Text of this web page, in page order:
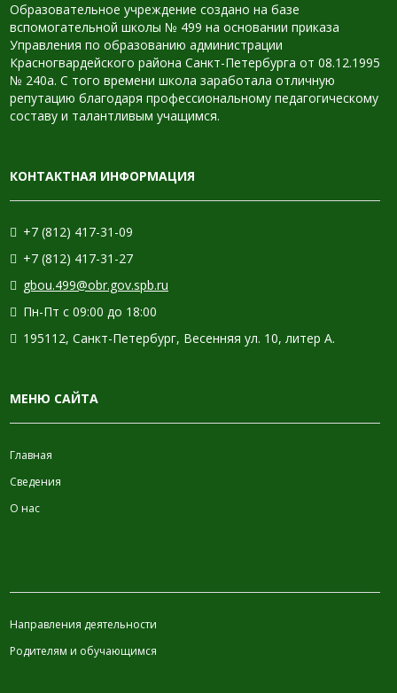
Образовательное учреждение создано на базе
вспомогательной школы № 499 на основании приказа
Управления по образованию администрации
Красногвардейского района Санкт-Петербурга от 08.12.1995
№ 240а. С того времени школа заработала отличную
репутацию благодаря профессиональному педагогическому
составу и талантливым учащимся.
КОНТАКТНАЯ ИНФОРМАЦИЯ
+7 (812) 417-31-09
+7 (812) 417-31-27
gbou.499@obr.gov.spb.ru
Пн-Пт с 09:00 до 18:00
195112, Санкт-Петербург, Весенняя ул. 10, литер А.
МЕНЮ САЙТА
Главная
Сведения
О нас
Направления деятельности
Родителям и обучающимся